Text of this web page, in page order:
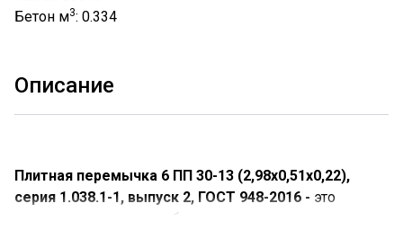
Бетон м3: 0.334
Описание
Плитная перемычка 6 ПП 30-13 (2,98х0,51х0,22),
серия 1.038.1-1, выпуск 2, ГОСТ 948-2016 - это
прямоугольная железобетонная плита.